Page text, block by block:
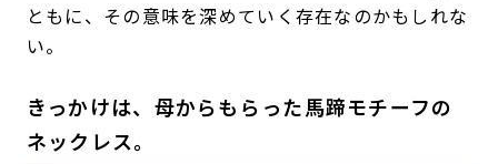
ともに、その意味を深めていく存在なのかもしれな
い。
きっかけは、母からもらった馬蹄モチーフの
ネックレス。